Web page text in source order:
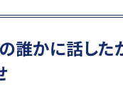
誰かに話した